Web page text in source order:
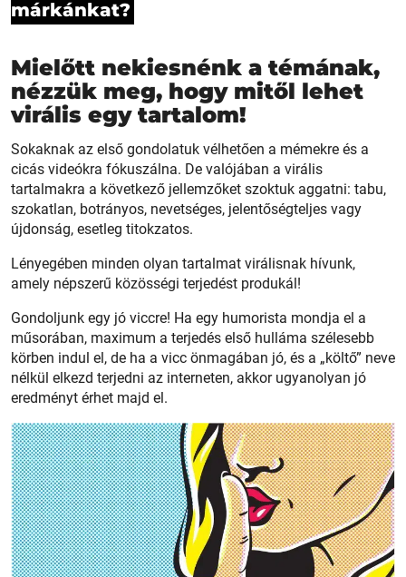
márkánkat?
Mielőtt nekiesnénk a témának,
nézzük meg, hogy mitől lehet
virális egy tartalom!
Sokaknak az első gondolatuk vélhetően a mémekre és a
cicás videókra fókuszálna. De valójában a virális
tartalmakra a következő jellemzőket szoktuk aggatni: tabu,
szokatlan, botrányos, nevetséges, jelentőségteljes vagy
újdonság, esetleg titokzatos.
Lényegében minden olyan tartalmat virálisnak hívunk,
amely népszerű közösségi terjedést produkál!
Gondoljunk egy jó viccre! Ha egy humorista mondja el a
műsorában, maximum a terjedés első hulláma szélesebb
körben indul el, de ha a vicc önmagában jó, és a „költő” neve
nélkül elkezd terjedni az interneten, akkor ugyanolyan jó
eredményt érhet majd el.